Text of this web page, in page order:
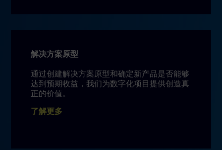
解决方案原型
通过创建解决方案原型和确定新产品是否能够
达到预期收益，我们为数字化项目提供创造真
正的价值。
了解更多